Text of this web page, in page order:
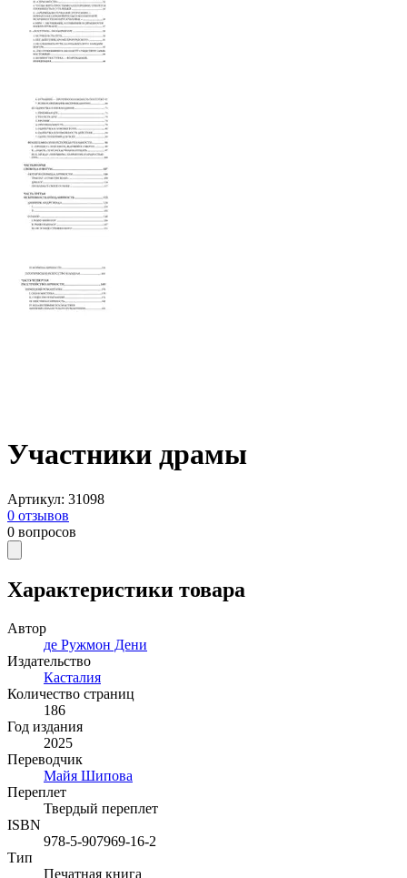
Участники драмы
Артикул: 31098
0 отзывов
0 вопросов
Характеристики товара
Автор
де Ружмон Дени
Издательство
Касталия
Количество страниц
186
Год издания
2025
Переводчик
Майя Шипова
Переплет
Твердый переплет
ISBN
978-5-907969-16-2
Тип
Печатная книга